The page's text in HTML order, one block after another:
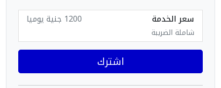
سعر الخدمة
شاملة الضريبة
1200 جنية يوميا
اشترك